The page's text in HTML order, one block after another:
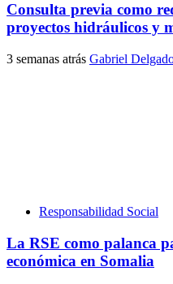
Consulta previa como
proyectos hidráulicos y
3 semanas atrás Gabriel
Responsabilidad Social
La RSE como palanca
económica en Somalia